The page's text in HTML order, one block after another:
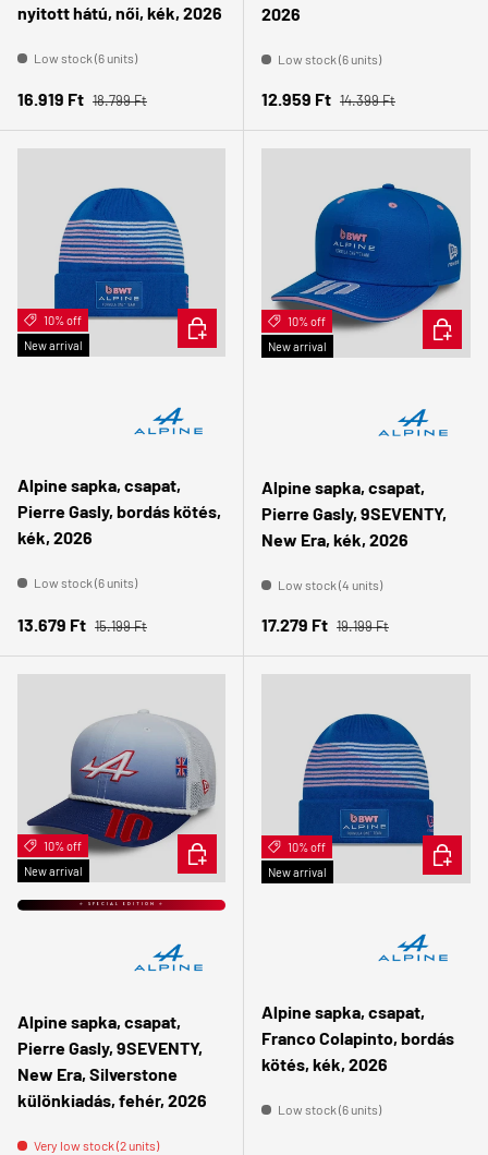
nyitott hátú, női, kék, 2026
Low stock (6 units)
Sale price
16.919 Ft Regular price
18.799 Ft
2026
Low stock (6 units)
Sale price
12.959 Ft Regular price
14.399 Ft
10% off
New arrival
Alpine sapka, csapat,
Pierre Gasly, bordás kötés,
kék, 2026
Low stock (6 units)
Sale price
13.679 Ft Regular price
15.199 Ft
ADD TO CART
10% off
New arrival
Alpine sapka, csapat,
Pierre Gasly, 9SEVENTY,
New Era, kék, 2026
Low stock (4 units)
Sale price
17.279 Ft Regular price
19.199 Ft
ADD TO
10% off
New arrival
⭐ SPECIAL EDITION ⭐
Alpine sapka, csapat,
Pierre Gasly, 9SEVENTY,
New Era, Silverstone
különkiadás, fehér, 2026
Very low stock (2 units)
ADD TO CART
10% off
New arrival
Alpine sapka, csapat,
Franco Colapinto, bordás
kötés, kék, 2026
Low stock (6 units)
ADD TO